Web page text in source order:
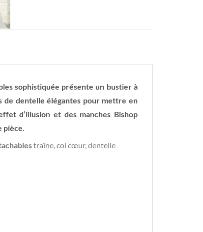
sophistiquée présente un bustier à
de dentelle élégantes pour mettre en
d’illusion et des manches Bishop
traîne, col cœur, dentelle